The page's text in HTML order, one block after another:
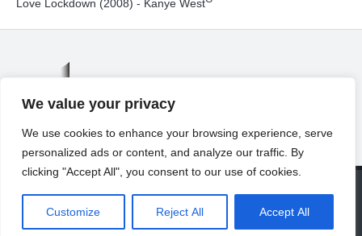
We value your privacy
We use cookies to enhance your browsing experience, serve
personalized ads or content, and analyze our traffic. By
clicking "Accept All", you consent to our use of cookies.
Customize Reject All Accept All
Love Lockdown (2008) - Kanye West
© 2026 Universität Freiburg
About Contact Privacy Declaration Legal Notice